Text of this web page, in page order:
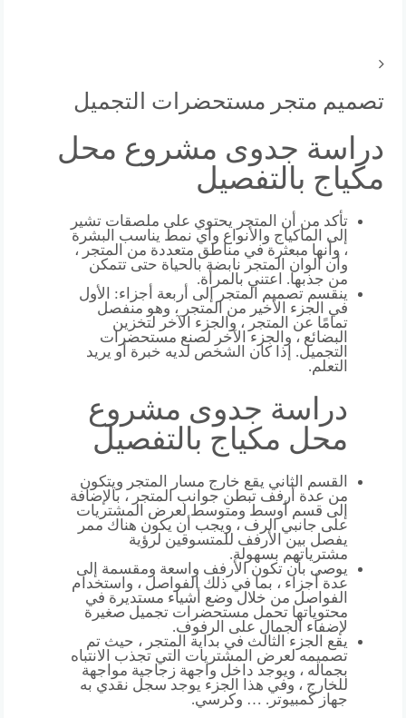
تصميم متجر مستحضرات التجميل
دراسة جدوى مشروع محل
مكياج بالتفصيل
تأكد من أن المتجر يحتوي على ملصقات تشير
إلى الماكياج والأنواع وأي نمط يناسب البشرة
، وأنها مبعثرة في مناطق متعددة من المتجر ،
وأن ألوان المتجر نابضة بالحياة حتى تتمكن
من جذبها. اعتني بالمرأة.
ينقسم تصميم المتجر إلى أربعة أجزاء: الأول
في الجزء الأخير من المتجر ، وهو منفصل
تمامًا عن المتجر ، والجزء الآخر لتخزين
البضائع ، والجزء الآخر لصنع مستحضرات
التجميل. إذا كان الشخص لديه خبرة أو يريد
التعلم.
دراسة جدوى مشروع
محل مكياج بالتفصيل
القسم الثاني يقع خارج مسار المتجر ويتكون
من عدة أرفف تبطن جوانب المتجر ، بالإضافة
إلى قسم أوسط ومتوسط ​​لعرض المشتريات
على جانبي الرف ، ويجب أن يكون هناك ممر
يفصل بين الأرفف للمتسوقين لرؤية
مشترياتهم بسهولة.
يوصى بأن تكون الأرفف واسعة ومقسمة إلى
عدة أجزاء ، بما في ذلك الفواصل ، واستخدام
الفواصل من خلال وضع أشياء مستديرة في
محتوياتها تحمل مستحضرات تجميل صغيرة
لإضفاء الجمال على الرفوف.
يقع الجزء الثالث في بداية المتجر ، حيث تم
تصميمه لعرض المشتريات التي تجذب الانتباه
بجماله ، ويوجد داخل واجهة زجاجية مواجهة
للخارج ، وفي هذا الجزء يوجد سجل نقدي به
جهاز كمبيوتر. … وكرسي.